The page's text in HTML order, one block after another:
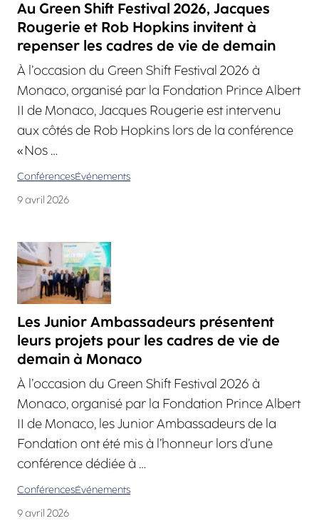
Au Green Shift Festival 2026, Jacques
Rougerie et Rob Hopkins invitent à
repenser les cadres de vie de demain
À l’occasion du Green Shift Festival 2026 à
Monaco, organisé par la Fondation Prince Albert
II de Monaco, Jacques Rougerie est intervenu
aux côtés de Rob Hopkins lors de la conférence
« Nos …
ConférencesÉvénements
9 avril 2026
Les Junior Ambassadeurs présentent
leurs projets pour les cadres de vie de
demain à Monaco
À l’occasion du Green Shift Festival 2026 à
Monaco, organisé par la Fondation Prince Albert
II de Monaco, les Junior Ambassadeurs de la
Fondation ont été mis à l’honneur lors d’une
conférence dédiée à …
ConférencesÉvénements
9 avril 2026